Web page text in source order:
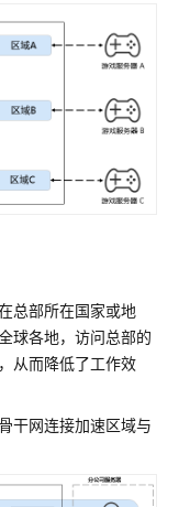
总部所在国家或地
球各地，访问总部的
从而降低了工作效
干网连接加速区域与